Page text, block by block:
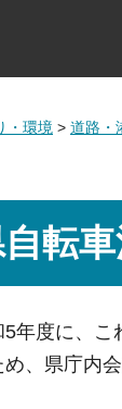
・環境 > 道路・
転
年度に、こ
め、県庁内